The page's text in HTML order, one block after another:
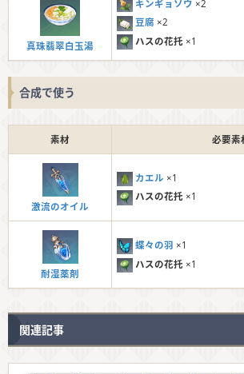
真珠翡翠白玉湯
キンギョソウ ×2
豆腐 ×2
ハスの花托 ×1
合成で使う
素材 必要素
激流のオイル
カエル ×1
ハスの花托 ×1
耐湿薬剤
蝶々の羽 ×1
ハスの花托 ×1
関連記事